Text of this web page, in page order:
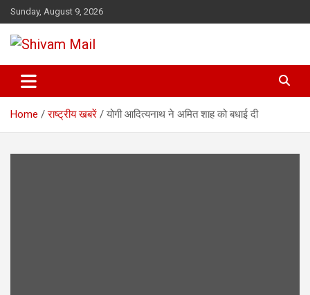
Skip
to
content
Sunday, August 9, 2026
Shivam Mail
Home राष्ट्रीय खबरें योगी आदित्यनाथ ने अमित शाह को बधाई दी